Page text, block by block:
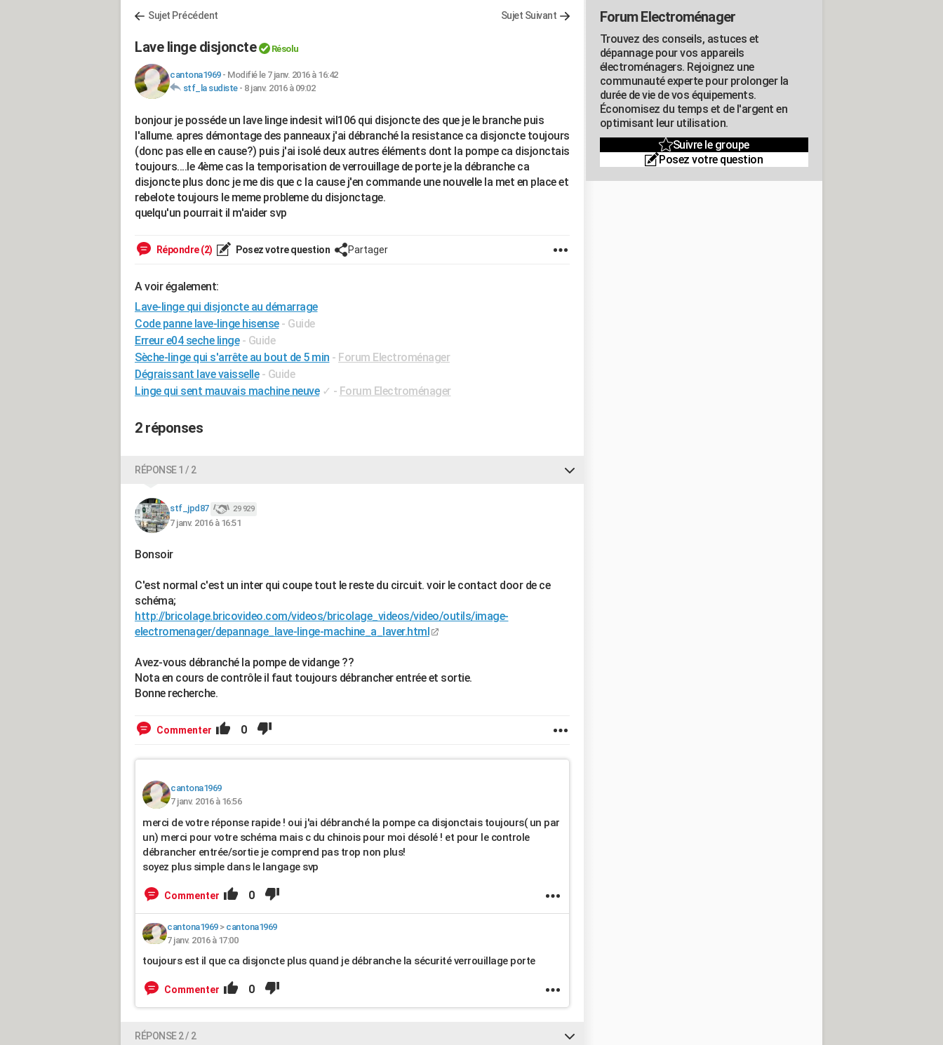
Sujet Précédent Sujet Suivant
Lave linge disjoncte Résolu
cantona1969- Modifié le 7 janv. 2016 à 16:42
stf_la sudiste- 8 janv. 2016 à 09:02
bonjour je posséde un lave linge indesit wil106 qui disjoncte des que je le branche puis
l'allume. apres démontage des panneaux j'ai débranché la resistance ca disjoncte toujours
(donc pas elle en cause?) puis j'ai isolé deux autres éléments dont la pompe ca disjonctais
toujours....le 4ème cas la temporisation de verrouillage de porte je la débranche ca
disjoncte plus donc je me dis que c la cause j'en commande une nouvelle la met en place et
rebelote toujours le meme probleme du disjonctage.
quelqu'un pourrait il m'aider svp
Répondre (2) Posez votre question Partager
A voir également:
Lave-linge qui disjoncte au démarrage
Code panne lave-linge hisense - Guide
Erreur e04 seche linge - Guide
Sèche-linge qui s'arrête au bout de 5 min - Forum Electroménager
Dégraissant lave vaisselle - Guide
Linge qui sent mauvais machine neuve ✓ - Forum Electroménager
2 réponses
RÉPONSE 1 / 2
stf_jpd87 29 929
7 janv. 2016 à 16:51
Bonsoir
C'est normal c'est un inter qui coupe tout le reste du circuit. voir le contact door de ce
schéma;
http://bricolage.bricovideo.com/videos/bricolage_videos/video/outils/image-
electromenager/depannage_lave-linge-machine_a_laver.html
Avez-vous débranché la pompe de vidange ??
Nota en cours de contrôle il faut toujours débrancher entrée et sortie.
Bonne recherche.
Commenter 0
cantona1969
7 janv. 2016 à 16:56
merci de votre réponse rapide ! oui j'ai débranché la pompe ca disjonctais toujours( un par
un) merci pour votre schéma mais c du chinois pour moi désolé ! et pour le controle
débrancher entrée/sortie je comprend pas trop non plus!
soyez plus simple dans le langage svp
Commenter 0
cantona1969> cantona1969
7 janv. 2016 à 17:00
toujours est il que ca disjoncte plus quand je débranche la sécurité verrouillage porte
Commenter 0
RÉPONSE 2 / 2
Forum Electroménager
Trouvez des conseils, astuces et
dépannage pour vos appareils
électroménagers. Rejoignez une
communauté experte pour prolonger la
durée de vie de vos équipements.
Économisez du temps et de l'argent en
optimisant leur utilisation.
Suivre le groupe
Posez votre question